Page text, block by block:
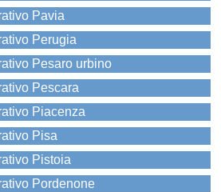
Pavia
Perugia
Pesaro urbino
Pescara
Piacenza
Pisa
Pistoia
Pordenone